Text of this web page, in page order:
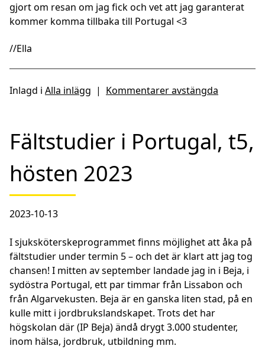
gjort om resan om jag fick och vet att jag garanterat
kommer komma tillbaka till Portugal <3
//Ella
Inlagd i Alla inlägg | Kommentarer avstängda
Fältstudier i Portugal, t5,
hösten 2023
2023-10-13
I sjuksköterskeprogrammet finns möjlighet att åka på
fältstudier under termin 5 – och det är klart att jag tog
chansen! I mitten av september landade jag in i Beja, i
sydöstra Portugal, ett par timmar från Lissabon och
från Algarvekusten. Beja är en ganska liten stad, på en
kulle mitt i jordbrukslandskapet. Trots det har
högskolan där (IP Beja) ändå drygt 3.000 studenter,
inom hälsa, jordbruk, utbildning mm.